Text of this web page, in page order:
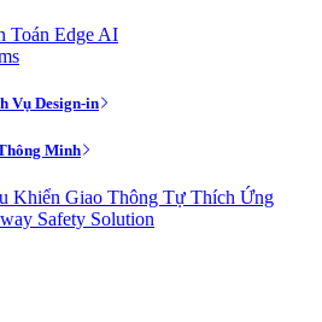
Toán Edge AI
Vụ Design-in
Minh
Khiển Giao Thông Tự Thích Ứng
Safety Solution